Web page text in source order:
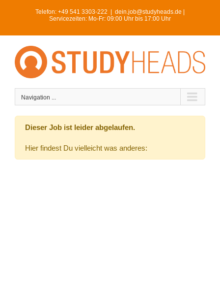
Telefon: +49 541 3303-222
dein.job@studyheads.de |
Servicezeiten: Mo-Fr: 09:00 Uhr bis 17:00 Uhr
Navigation ...
Dieser Job ist leider abgelaufen.
Hier findest Du vielleicht was anderes: